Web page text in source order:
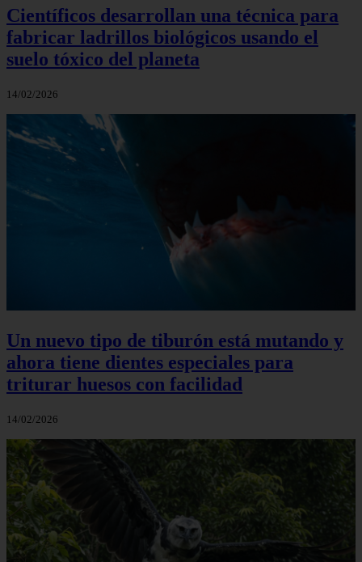
Científicos desarrollan una técnica para
fabricar ladrillos biológicos usando el
suelo tóxico del planeta
14/02/2026
Un nuevo tipo de tiburón está mutando y
ahora tiene dientes especiales para
triturar huesos con facilidad
14/02/2026